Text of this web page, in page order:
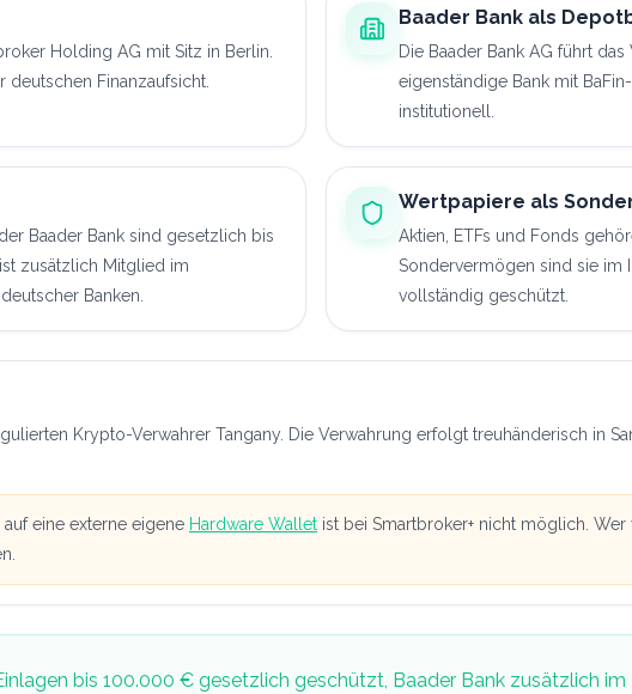
Holding AG mit Sitz in Berlin.
deutschen Finanzaufsicht.
Baader Bank als
Die Baader Bank AG führt
eigenständige Bank mit
institutionell.
Baader Bank sind gesetzlich bis
zusätzlich Mitglied im
Banken.
Wertpapiere als
Aktien, ETFs und Fonds
Sondervermögen sind sie im
vollständig geschützt.
Krypto-Verwahrer Tangany. Die Verwahrung erfolgt treuhänderisch in
eine externe eigene Hardware Wallet ist bei Smartbroker+ nicht möglich.
bis 100.000 € gesetzlich geschützt, Baader Bank zusätzlich